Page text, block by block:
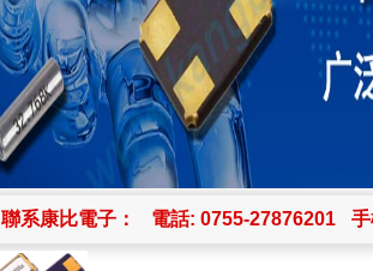
聯系康比電子： 電話: 0755-27876201